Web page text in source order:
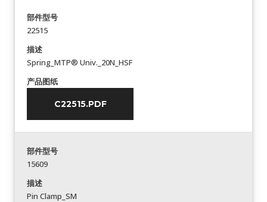
部件型号
22515
描述
Spring_MTP® Univ._20N_HSF
产品图纸
C22515.PDF
部件型号
15609
描述
Pin Clamp_SM